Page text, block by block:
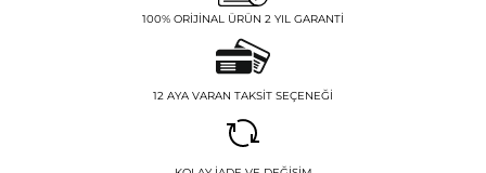
100% ORIJINAL ÜRÜN 2 YIL GARANTI
12 AYA VARAN TAKSIT SEÇENEĞI